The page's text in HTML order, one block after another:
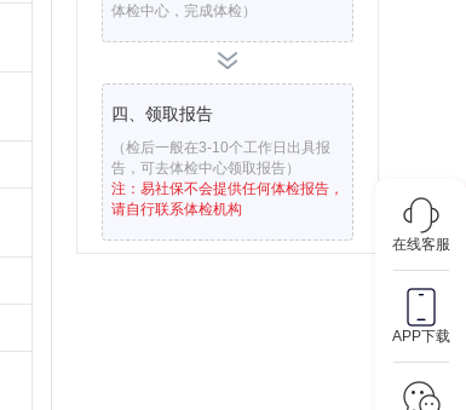
在线客服
APP下载
体检中心，完成体检）
四、领取报告
（检后一般在3-10个工作日出具报
告，可去体检中心领取报告）
注：易社保不会提供任何体检报告，
请自行联系体检机构